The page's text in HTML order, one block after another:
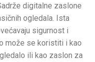
digitalne zaslone
ogledala. Ista
sigurnost i
može se koristiti i kao
ili kao zaslon za